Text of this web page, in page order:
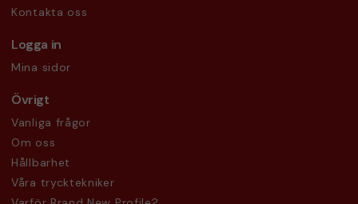
Kontakta oss
Logga in
Mina sidor
Övrigt
Vanliga frågor
Om oss
Hållbarhet
Våra trycktekniker